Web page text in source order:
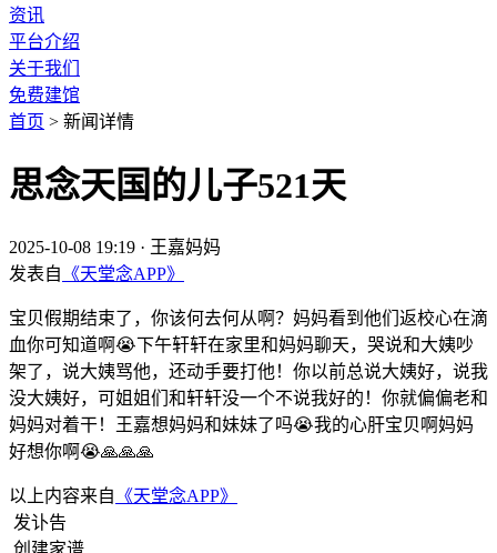
资讯
平台介绍
关于我们
免费建馆
首页 > 新闻详情
思念天国的儿子521天
2025-10-08 19:19 · 王嘉妈妈
发表自 《天堂念APP》
宝贝假期结束了，你该何去何从啊？妈妈看到他们返校心在滴
血你可知道啊😭下午轩轩在家里和妈妈聊天，哭说和大姨吵
架了，说大姨骂他，还动手要打他！你以前总说大姨好，说我
没大姨好，可姐姐们和轩轩没一个不说我好的！你就偏偏老和
妈妈对着干！王嘉想妈妈和妹妹了吗😭我的心肝宝贝啊妈妈
好想你啊😭🙏🙏🙏
以上内容来自 《天堂念APP》
发讣告
创建家谱